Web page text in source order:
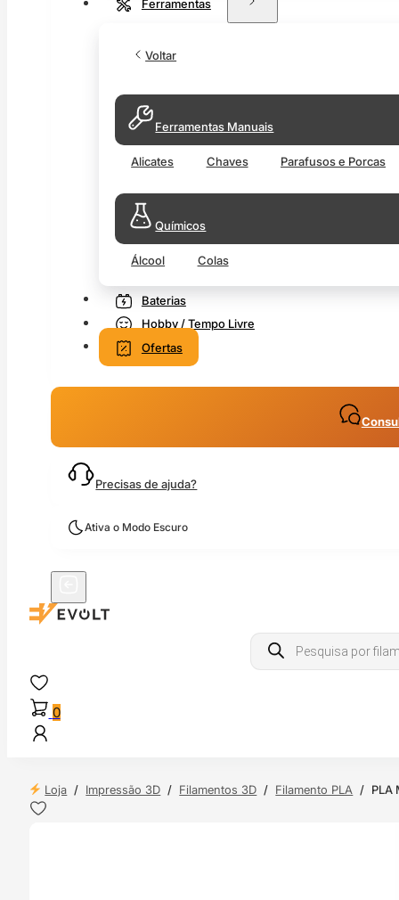
Ferramentas
Voltar
Ferramentas Manuais
Alicates Chaves Parafusos e Porcas
Químicos
Álcool Colas
Baterias
Hobby / Tempo Livre
Ofertas
Precisas de ajuda?
Ativa o Modo Escuro
Products
search
0
Loja / Impressão 3D / Filamentos 3D / Filamento PLA / PLA